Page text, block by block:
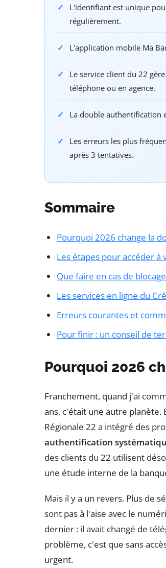
L'identifiant est unique
régulièrement.
L'application mobile Ma
Le service client du 22
téléphone ou en agence.
La double authentification
Les erreurs les plus
après 3 tentatives.
Sommaire
Pourquoi 2026 change la
Les étapes pour accéder à
Que faire en cas de blocage
Les services en ligne du
Erreurs courantes et
Pour finir : un conseil de
Pourquoi 2026
Franchement, quand j'ai
ans, c'était une autre planète.
Régionale 22 a intégré des
authentification
des clients du 22 utilisent
une étude interne de la
Mais il y a un revers. Plus de
sont pas à l'aise avec le
dernier : il avait changé de
problème, c'est que sans
urgent.